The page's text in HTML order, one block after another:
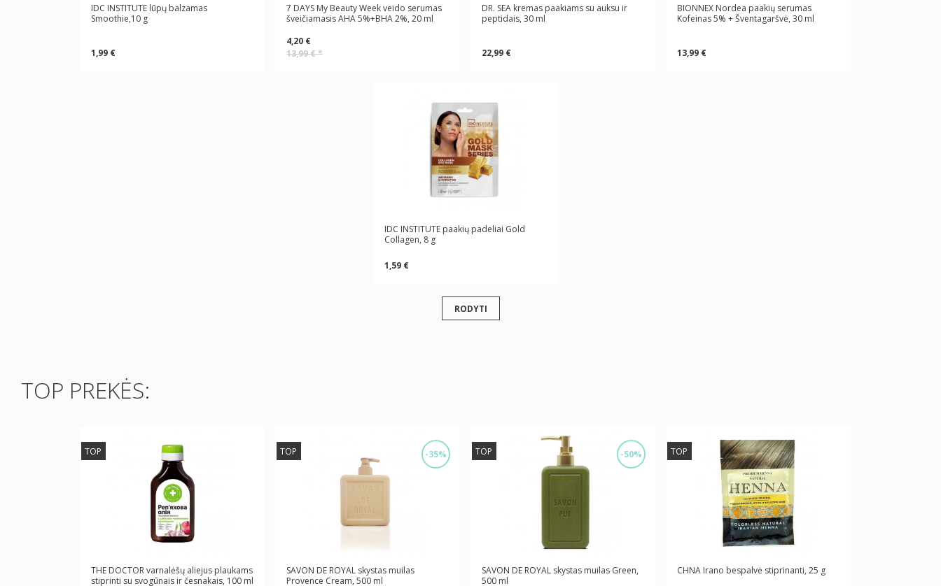
IDC INSTITUTE lūpų balzamas
Smoothie,10 g
1,99 €
7 DAYS My Beauty Week veido serumas
šveičiamasis AHA 5%+BHA 2%, 20 ml
4,20 €
13,99 €*
DR. SEA kremas paakiams su auksu ir
peptidais, 30 ml
22,99 €
BIONNEX Nordea paakių serumas
Kofeinas 5% + Šventagaršvė, 30 ml
13,99 €
IDC INSTITUTE paakių padeliai Gold
Collagen, 8 g
1,59 €
RODYTI
TOP PREKĖS:
TOP
THE DOCTOR varnalėšų aliejus plaukams
stiprinti su svogūnais ir česnakais, 100 ml
-35%
TOP
SAVON DE ROYAL skystas muilas
Provence Cream, 500 ml
-50%
TOP
SAVON DE ROYAL skystas muilas Green,
500 ml
TOP
CHNA Irano bespalvė stiprinanti, 25 g